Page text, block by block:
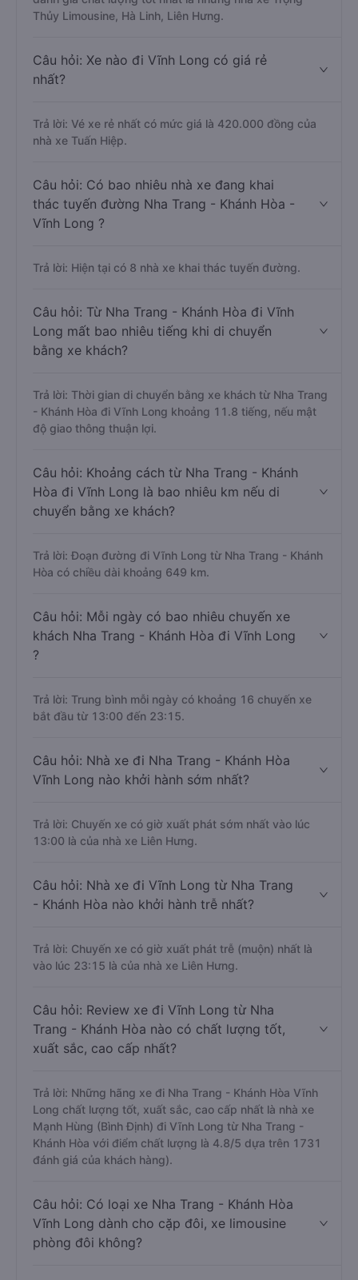
Thủy Limousine, Hà Linh, Liên Hưng.
Câu hỏi: Xe nào đi Vĩnh Long có giá rẻ
nhất?
Trả lời: Vé xe rẻ nhất có mức giá là 420.000 đồng của
nhà xe Tuấn Hiệp.
Câu hỏi: Có bao nhiêu nhà xe đang khai
thác tuyến đường Nha Trang - Khánh Hòa -
Vĩnh Long ?
Trả lời: Hiện tại có 8 nhà xe khai thác tuyến đường.
Câu hỏi: Từ Nha Trang - Khánh Hòa đi Vĩnh
Long mất bao nhiêu tiếng khi di chuyển
bằng xe khách?
Trả lời: Thời gian di chuyển bằng xe khách từ Nha Trang
- Khánh Hòa đi Vĩnh Long khoảng 11.8 tiếng, nếu mật
độ giao thông thuận lợi.
Câu hỏi: Khoảng cách từ Nha Trang - Khánh
Hòa đi Vĩnh Long là bao nhiêu km nếu di
chuyển bằng xe khách?
Trả lời: Đoạn đường đi Vĩnh Long từ Nha Trang - Khánh
Hòa có chiều dài khoảng 649 km.
Câu hỏi: Mỗi ngày có bao nhiêu chuyến xe
khách Nha Trang - Khánh Hòa đi Vĩnh Long
?
Trả lời: Trung bình mỗi ngày có khoảng 16 chuyến xe
bắt đầu từ 13:00 đến 23:15.
Câu hỏi: Nhà xe đi Nha Trang - Khánh Hòa
Vĩnh Long nào khởi hành sớm nhất?
Trả lời: Chuyến xe có giờ xuất phát sớm nhất vào lúc
13:00 là của nhà xe Liên Hưng.
Câu hỏi: Nhà xe đi Vĩnh Long từ Nha Trang
- Khánh Hòa nào khởi hành trễ nhất?
Trả lời: Chuyến xe có giờ xuất phát trễ (muộn) nhất là
vào lúc 23:15 là của nhà xe Liên Hưng.
Câu hỏi: Review xe đi Vĩnh Long từ Nha
Trang - Khánh Hòa nào có chất lượng tốt,
xuất sắc, cao cấp nhất?
Trả lời: Những hãng xe đi Nha Trang - Khánh Hòa Vĩnh
Long chất lượng tốt, xuất sắc, cao cấp nhất là nhà xe
Mạnh Hùng (Bình Định) đi Vĩnh Long từ Nha Trang -
Khánh Hòa với điểm chất lượng là 4.8/5 dựa trên 1731
đánh giá của khách hàng).
Câu hỏi: Có loại xe Nha Trang - Khánh Hòa
Vĩnh Long dành cho cặp đôi, xe limousine
phòng đôi không?